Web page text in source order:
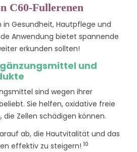
C60-Fullerenen
Gesundheit, Hautpflege und
Anwendung bietet spannende
erkunden sollten!
und
sind wegen ihrer
Sie helfen, oxidative freie
die Zellen schädigen können.
ab, die Hautvitalität und das
effektiv zu steigern! 10